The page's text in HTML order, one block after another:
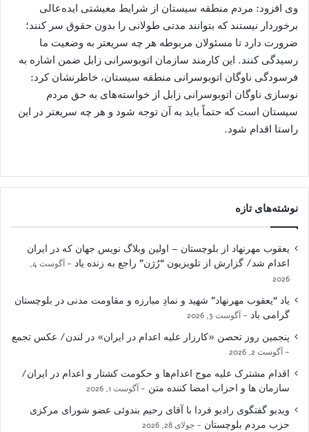
وی افزود: مردم منطقه سیستان از شرایط معیشتی ایده‌عالی
برخوردار نیستند که بتوانند مدتی طولانی را بدون حقوق سر کنند؛
ضرورت دارد تا مسئولان مربوطه هر چه سریعتر به وضعیت ما
رسیدگی کنند. این کارمند سازمان اتوبوسرانی زابل ضمن اشاره به
فرسودگی ناوگان اتوبوسرانی منطقه سیستان، خاطرنشان کرد:
نوسازی ناوگان اتوبوسرانی زابل از خواسته‌های به حق مردم
سیستان است که حتماً باید به آن توجه شود و هر چه سریعتر در این
راستا اقدام شود.
نوشته‌های تازه
یعقوب مهرنهاد از بلوچستان – اولین وبلاگ نویس جهان که در ایران
اعدام شد/ گزارش از تلویزیون “رُژن” راجع به زنده یاد
آگوست 4,
2026
یاد “یعقوب مهرنهاد” شهید و نمادِ مبارزه و مقاومت مدنی در بلوچستان
گرامی باد
آگوست 3, 2026
پنجمین روز تحصن «کارزار علیه اعدام در ایران» در لندن/ عکس تجمع
آگوست 2, 2026
اقدام مشترک علیه موج اعدام‌ها و حکومت کشتار و اعدام در ایران/
سازمان ها و احزاب امضا کننده متن
آگوست 1, 2026
ویدیو گفتگوی رادیو فردا با آقای رحیم بندوئی عضو شورای مرکزی
حزب مردم بلوچستان
جولای 28, 2026